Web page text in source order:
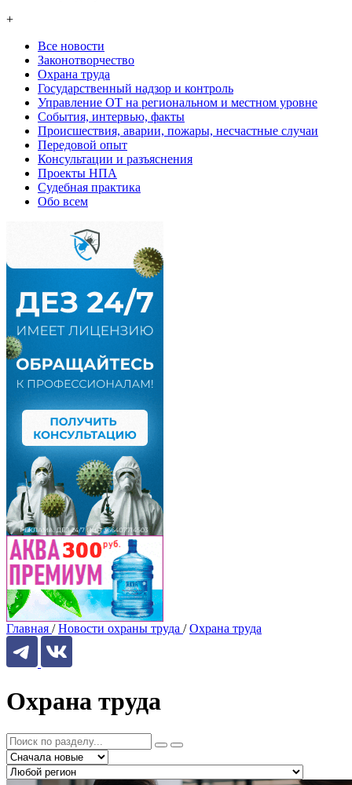
+
Все новости
Законотворчество
Охрана труда
Государственный надзор и контроль
Управление ОТ на региональном и местном уровне
События, интервью, факты
Происшествия, аварии, пожары, несчастные случаи
Передовой опыт
Консультации и разъяснения
Проекты НПА
Судебная практика
Обо всем
Главная / Новости охраны труда / Охрана труда
Охрана труда